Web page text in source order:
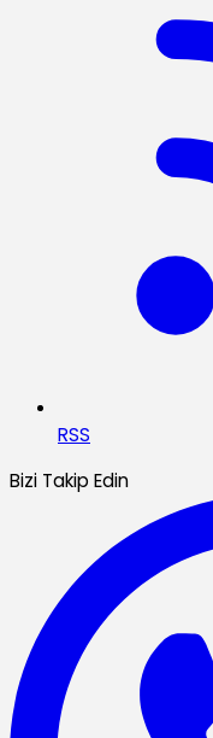
RSS
Bizi Takip Edin